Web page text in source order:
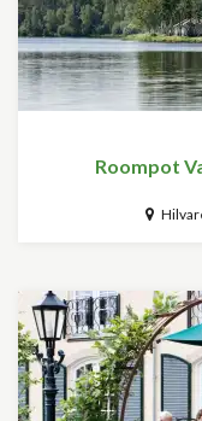
Roompot